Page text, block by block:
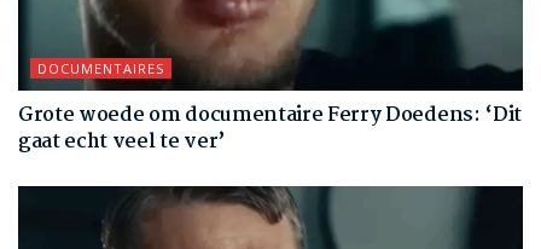
DOCUMENTAIRES
Grote woede om documentaire Ferry Doedens: ‘Dit
gaat echt veel te ver’